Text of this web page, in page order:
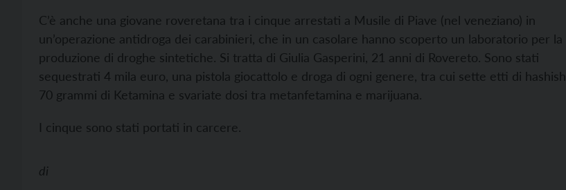
C’è anche una giovane roveretana tra i cinque arrestati a Musile di Piave (nel veneziano) in
un’operazione antidroga dei carabinieri, che in un casolare hanno scoperto un laboratorio per la
produzione di droghe sintetiche. Si tratta di Giulia Gasperini, 21 anni di Rovereto. Sono stati
sequestrati 4 mila euro, una pistola giocattolo e droga di ogni genere, tra cui sette etti di hashish,
70 grammi di Ketamina e svariate dosi tra metanfetamina e marijuana.
I cinque sono stati portati in carcere.
di